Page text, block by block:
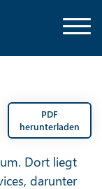
PDF
herunterladen
Dort liegt
darunter